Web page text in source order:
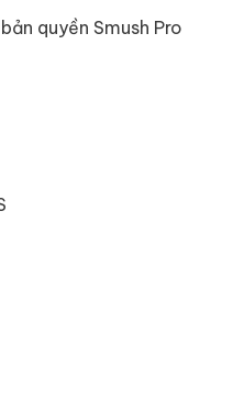
quyền Smush Pro